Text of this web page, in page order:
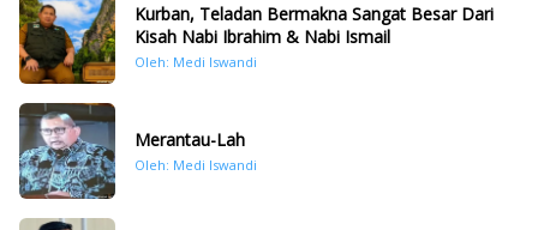
Kurban, Teladan Bermakna Sangat Besar Dari
Kisah Nabi Ibrahim & Nabi Ismail
Oleh: Medi Iswandi
Merantau-Lah
Oleh: Medi Iswandi